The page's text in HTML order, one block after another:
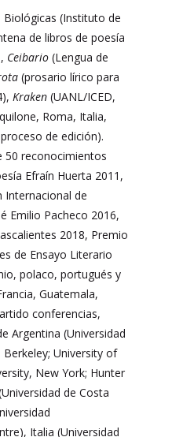
Biológicas (Instituto de
de libros de poesía
Ceibario(Lengua de
(prosario lírico para
Kraken(UANL/ICED,
Roma, Italia,
de edición).
50 reconocimientos
Efraín Huerta 2011,
Internacional de
Emilio Pacheco 2016,
2018, Premio
de Ensayo Literario
polaco, portugués y
Guatemala,
conferencias,
Argentina (Universidad
University of
New York; Hunter
de Costa
Italia (Universidad